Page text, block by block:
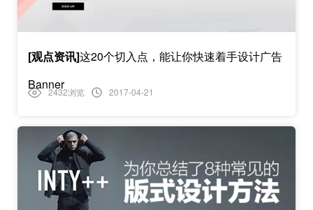
[观点资讯]这20个切入点，能让你快速着手设计广告
Banner2432浏览 2017-04-21